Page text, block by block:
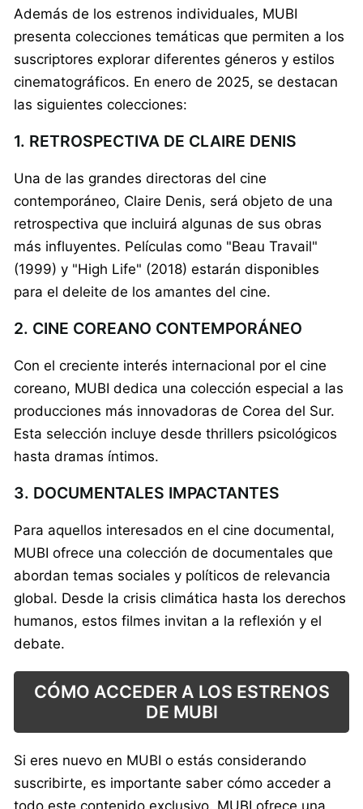
Además de los estrenos individuales, MUBI
presenta colecciones temáticas que permiten a los
suscriptores explorar diferentes géneros y estilos
cinematográficos. En enero de 2025, se destacan
las siguientes colecciones:
1. RETROSPECTIVA DE CLAIRE DENIS
Una de las grandes directoras del cine
contemporáneo, Claire Denis, será objeto de una
retrospectiva que incluirá algunas de sus obras
más influyentes. Películas como "Beau Travail"
(1999) y "High Life" (2018) estarán disponibles
para el deleite de los amantes del cine.
2. CINE COREANO CONTEMPORÁNEO
Con el creciente interés internacional por el cine
coreano, MUBI dedica una colección especial a las
producciones más innovadoras de Corea del Sur.
Esta selección incluye desde thrillers psicológicos
hasta dramas íntimos.
3. DOCUMENTALES IMPACTANTES
Para aquellos interesados en el cine documental,
MUBI ofrece una colección de documentales que
abordan temas sociales y políticos de relevancia
global. Desde la crisis climática hasta los derechos
humanos, estos filmes invitan a la reflexión y el
debate.
CÓMO ACCEDER A LOS ESTRENOS
DE MUBI
Si eres nuevo en MUBI o estás considerando
suscribirte, es importante saber cómo acceder a
todo este contenido exclusivo. MUBI ofrece una